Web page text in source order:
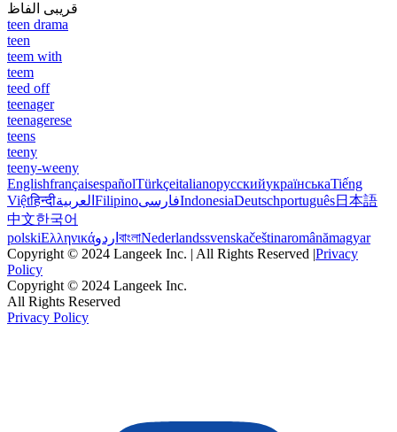
قریبی الفاظ
teen drama
teen
teem with
teem
teed off
teenager
teenagerese
teens
teeny
teeny-weeny
EnglishfrançaisespañolTürkçeitalianoрусскийукраїнськаTiếng
Việtहिन्दीالعربية FilipinoفارسیIndonesiaDeutschportuguês日本語
中文한국어
polskiΕλληνικάاردو বাংলাNederlandssvenskačeštinaromânămagyar
Copyright © 2024 Langeek Inc. | All Rights Reserved |Privacy
Policy
Copyright © 2024 Langeek Inc.
All Rights Reserved
Privacy Policy